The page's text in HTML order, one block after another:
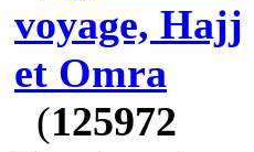
voyage, Hajj
et Omra
(125972